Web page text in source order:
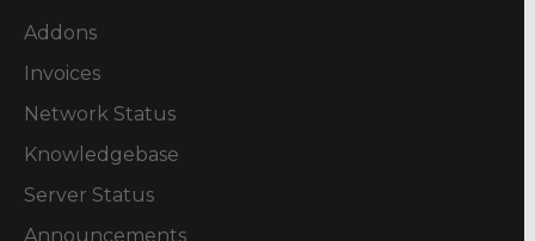
Addons
Invoices
Network Status
Knowledgebase
Server Status
Announcements